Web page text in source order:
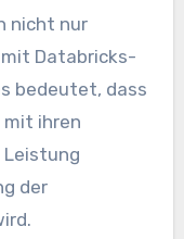
nicht nur
Databricks-
bedeutet, dass
mit ihren
Leistung
der